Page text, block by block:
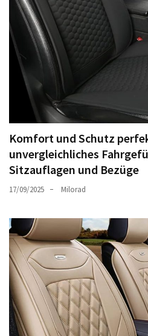
Komfort und Schutz
unvergleichliches
Sitzauflagen und Bezüge
17/09/2025 Milorad